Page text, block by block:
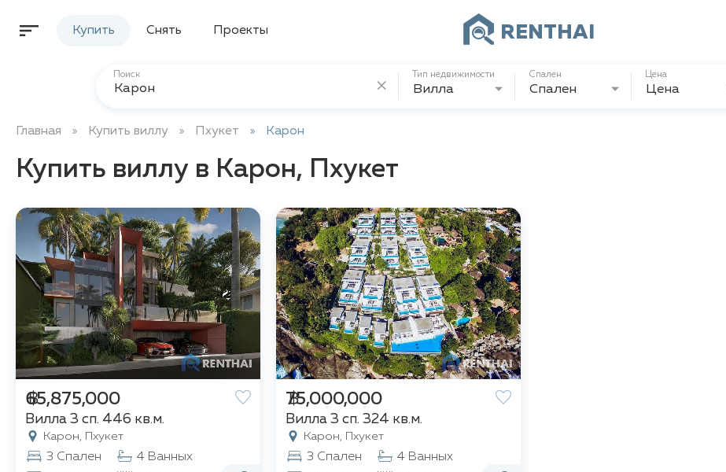
Купить Снять Проекты RENTHAI
Поиск Тип недвижимости
Вилла
Спален
Спален
Цена
Цена
Главная Купить виллу Пхукет Карон
Купить виллу в Карон, Пхукет
Вилла 3 сп. 446 кв.м.
Карон, Пхукет
฿ 65,875,000
3 Спален
4 Ванных
Вилла 3 сп. 324 кв.м.
Карон, Пхукет
฿ 75,000,000
3 Спален
4 Ванных